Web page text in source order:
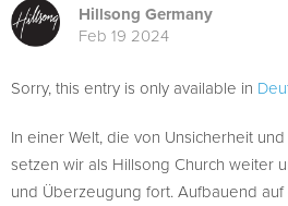
Hillsong Germany
Feb 19 2024
Sorry, this entry is only available in
In einer Welt, die von Unsicherheit
setzen wir als Hillsong Church weiter
und Überzeugung fort. Aufbauend